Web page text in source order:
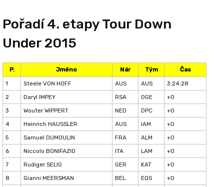
Pořadí 4. etapy Tour Down
Under 2015
P. Jméno Nár Tým
Čas
1
Steele VON HOFF AUS AUS
3:24:28
2
Daryl IMPEY RSA OGE
+0
3
Wouter WIPPERT NED DPC
+0
4
Heinrich HAUSSLER AUS IAM
+0
5
Samuel DUMOULIN FRA ALM
+0
6
Niccolo BONIFAZIO ITA LAM
+0
7
Rudiger SELIG GER KAT
+0
8
Gianni MEERSMAN BEL EQS
+0